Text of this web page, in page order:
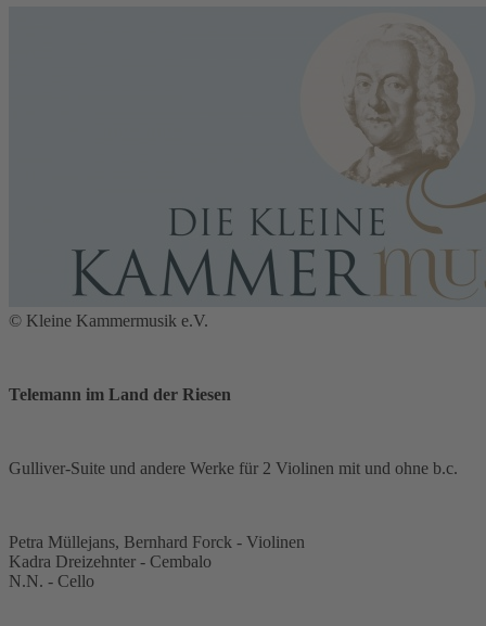
© Kleine Kammermusik e.V.
Telemann im Land der Riesen
Gulliver-Suite und andere Werke für 2 Violinen mit und ohne b.c.
​​Petra Müllejans, Bernhard Forck - Violinen
Kadra Dreizehnter - Cembalo
N.N. - Cello